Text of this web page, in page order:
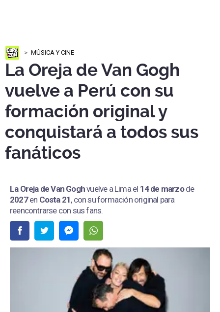
MÚSICA Y CINE
La Oreja de Van Gogh
vuelve a Perú con su
formación original y
conquistará a todos sus
fanáticos
La Oreja de Van Goghvuelve a Lima el 14 de marzode
2027en Costa 21, con su formación original para
reencontrarse con sus fans.